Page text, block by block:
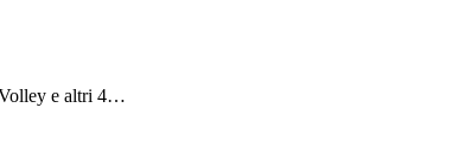
e altri 4…